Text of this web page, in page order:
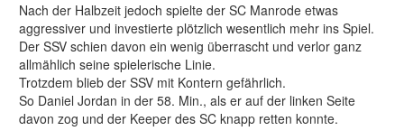
Nach der Halbzeit jedoch spielte der SC Manrode etwas
aggressiver und investierte plötzlich wesentlich mehr ins Spiel.
Der SSV schien davon ein wenig überrascht und verlor ganz
allmählich seine spielerische Linie.
Trotzdem blieb der SSV mit Kontern gefährlich.
So Daniel Jordan in der 58. Min., als er auf der linken Seite
davon zog und der Keeper des SC knapp retten konnte.